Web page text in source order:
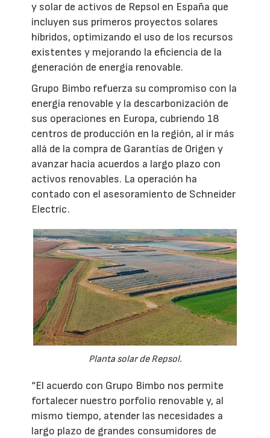
y solar de activos de Repsol en España que
incluyen sus primeros proyectos solares
híbridos, optimizando el uso de los recursos
existentes y mejorando la eficiencia de la
generación de energía renovable.
Grupo Bimbo refuerza su compromiso con la
energía renovable y la descarbonización de
sus operaciones en Europa, cubriendo 18
centros de producción en la región, al ir más
allá de la compra de Garantías de Origen y
avanzar hacia acuerdos a largo plazo con
activos renovables. La operación ha
contado con el asesoramiento de Schneider
Electric.
Planta solar de Repsol.
“El acuerdo con Grupo Bimbo nos permite
fortalecer nuestro porfolio renovable y, al
mismo tiempo, atender las necesidades a
largo plazo de grandes consumidores de